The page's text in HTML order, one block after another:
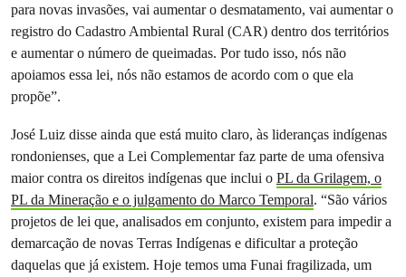
para novas invasões, vai aumentar o desmatamento, vai aumentar o
registro do Cadastro Ambiental Rural (CAR) dentro dos territórios
e aumentar o número de queimadas. Por tudo isso, nós não
apoiamos essa lei, nós não estamos de acordo com o que ela
propõe”.
José Luiz disse ainda que está muito claro, às lideranças indígenas
rondonienses, que a Lei Complementar faz parte de uma ofensiva
maior contra os direitos indígenas que inclui o PL da Grilagem, o
PL da Mineração e o julgamento do Marco Temporal. “São vários
projetos de lei que, analisados em conjunto, existem para impedir a
demarcação de novas Terras Indígenas e dificultar a proteção
daquelas que já existem. Hoje temos uma Funai fragilizada, um